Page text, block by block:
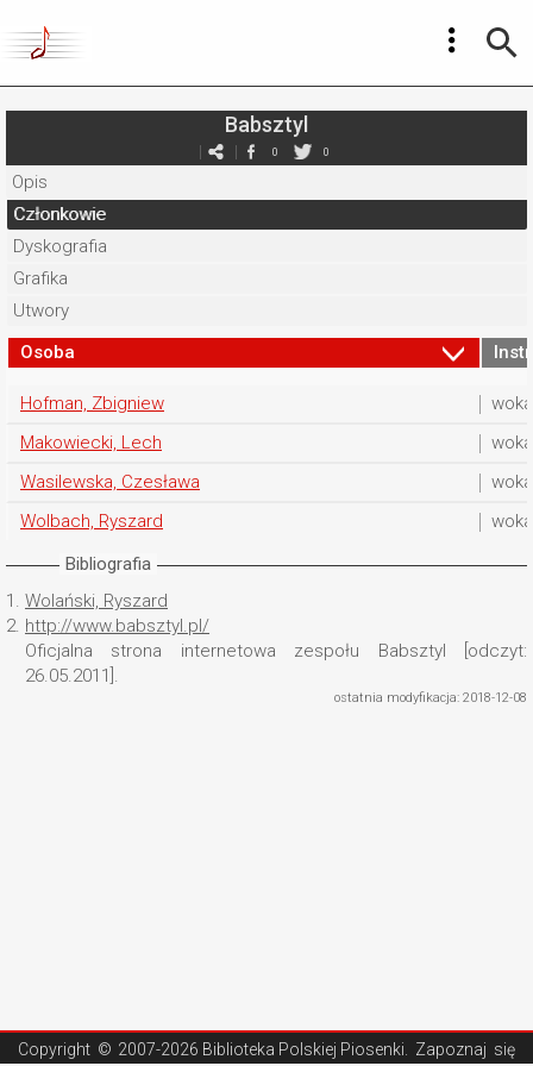
Babsztyl
0 0
Opis
Członkowie
Dyskografia
Grafika
Utwory
Osoba
Hofman, Zbigniew
Makowiecki, Lech
Wasilewska, Czesława
Wolbach, Ryszard
Bibliografia
1. Wolański, Ryszard
2. http://www.babsztyl.pl/
Oficjalna strona internetowa zespołu Babsztyl [odczyt:
26.05.2011].
ostatnia modyfikacja: 2018-12-08
Copyright © 2007-2026 Biblioteka Polskiej Piosenki . Zapoznaj się